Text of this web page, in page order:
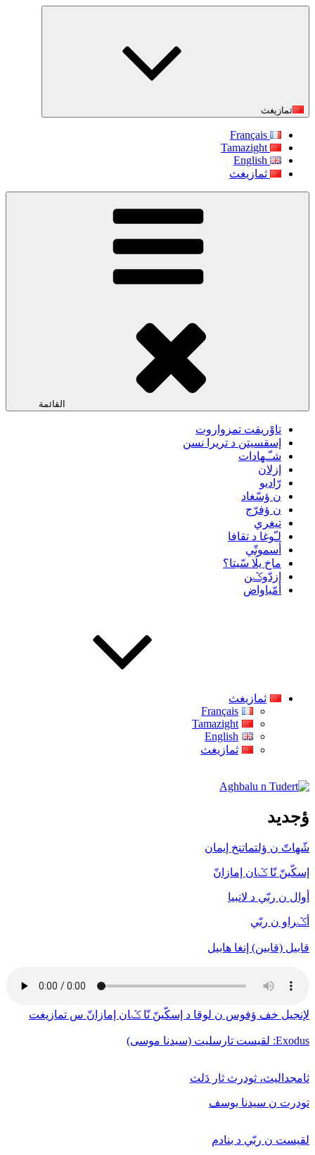
التجاوز
ثمازيغث
Français
Tamazight
English
ثمازيغث
القائمة
تاوْريقت تمزواروت
إسقسيتن د تريرا نسن
شـّـهادات
إزلان
رّاديو
ن ؤسّغاد
ن ؤفرّج
تيغري
لـّوغا د تقافا
أسموتّي
ماخ يلَا سّيتا؟
إزدّوݣن
أمّياواض
ثمازيغث
Français
Tamazight
English
ثمازيغث
Aghbalu n Tudert
ؤجديد
شّهاتّ ن ؤلتماتنخ إيمان
إسكّينّ نّا ݣان إمازانّ
أوال ن ربّي د لانبيا
أݣراو ن ربّي
قابيل (قايين) إنغا هابيل
لإنجيل خف ﺅفوس ن لوقا د إسكّينّ نّا ݣان إمازانّ س تمازيغت
Exodus: لقيست تارسليت (سيدنا موسى)
ثامجداليث، ثودرث ثار دَلث
تودرت ن سيدنا يوسف
لقيست ن ربّي د بنادم